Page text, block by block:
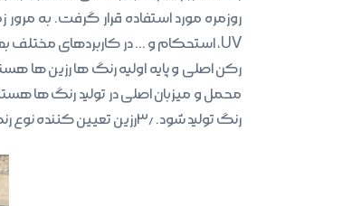
روزمره مورد استفاده قرار گرفت. به
UV، استحکام و … در کاربردهای مختلف بهره گرفته شد.
محمل و میزبان اصلی در تولید رنگ ها
رنگ تولید شود. ۳٫رزین تعیین کننده نوع رنگ است؛ مانند رزین اپوکسی رنگ اپوکسی، رزین پلی یورتان رنگ پلی یورتان و… .